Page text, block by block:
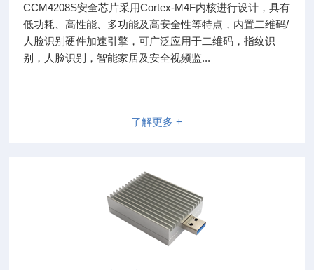
CCM4208S安全芯片采用Cortex-M4F内核进行设计，具有
低功耗、高性能、多功能及高安全性等特点，内置二维码/
人脸识别硬件加速引擎，可广泛应用于二维码，指纹识
别，人脸识别，智能家居及安全视频监...
了解更多 +